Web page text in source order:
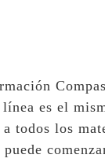
es el
todos los